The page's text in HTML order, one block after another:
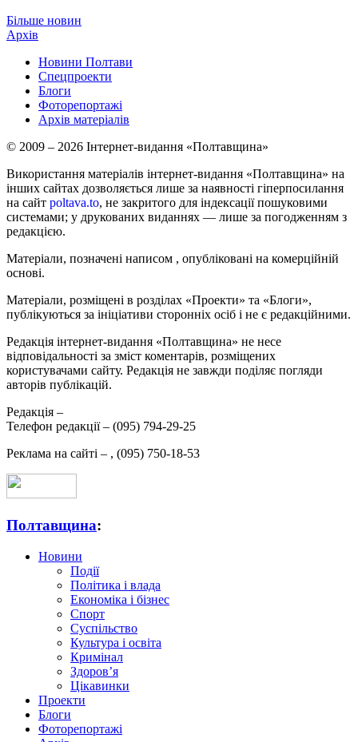
Більше новин
Архів
Новини Полтави
Спецпроекти
Блоги
Фоторепортажі
Архів матеріалів
© 2009 – 2026 Інтернет-видання «Полтавщина»
Використання матеріалів інтернет-видання «Полтавщина» на
інших сайтах дозволяється лише за наявності гіперпосилання
на сайт poltava.to, не закритого для індексації пошуковими
системами; у друкованих виданнях — лише за погодженням з
редакцією.
Матеріали, позначені написом , опубліковані на комерційній
основі.
Матеріали, розміщені в розділах «Проекти» та «Блоги»,
публікуються за ініціативи сторонніх осіб і не є редакційними.
Редакція інтернет-видання «Полтавщина» не несе
відповідальності за зміст коментарів, розміщених
користувачами сайту. Редакція не завжди поділяє погляди
авторів публікацій.
Редакція –
Телефон редакції – (095) 794-29-25
Реклама на сайті – , (095) 750-18-53
Полтавщина:
Новини
Події
Політика і влада
Економіка і бізнес
Спорт
Суспільство
Культура і освіта
Кримінал
Здоров’я
Цікавинки
Проекти
Блоги
Фоторепортажі